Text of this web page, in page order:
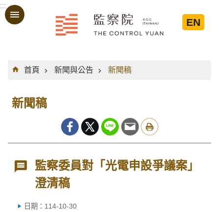
跳到主要內容區塊
:::
EN
:::
首頁
新聞與公告 新聞稿
新聞稿
監察委員對「光電申設爭議案」
澄清稿
日期：114-10-30